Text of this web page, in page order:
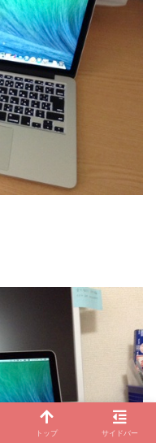
トップ サイドバー